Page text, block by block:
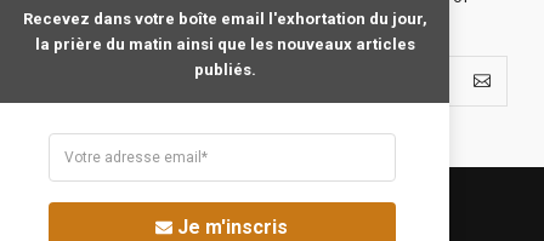
which the traveler is unaware.
Recevez dans votre boîte email l'exhortation du jour,
la prière du matin ainsi que les nouveaux articles
publiés.
Je m'inscris